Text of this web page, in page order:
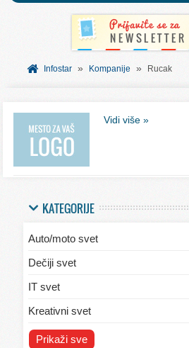
BESPLATNI VAUČERI
SVET INFORMACIJA
Infostar » Kompanije » Rucak
Vidi više »
KATEGORIJE
Auto/moto svet
Dečiji svet
IT svet
Kreativni svet
Svet ekologije
Prikaži sve